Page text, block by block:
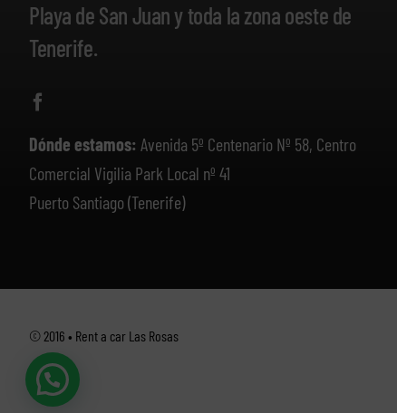
Playa de San Juan y toda la zona oeste de
Tenerife.
Dónde estamos: Avenida 5º Centenario Nº 58, Centro
Comercial Vigilia Park Local nº 41
Puerto Santiago (Tenerife)
© 2016 • Rent a car Las Rosas